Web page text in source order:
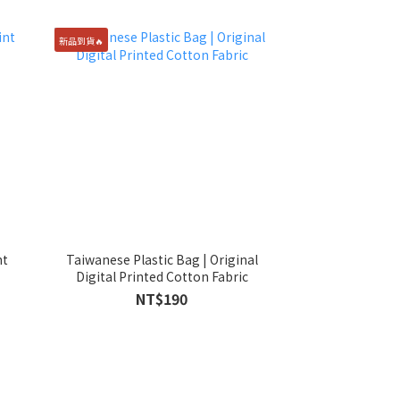
新品到貨🔥
Taiwanese Plastic Bag | Original
Digital Printed Cotton Fabric
NT$190